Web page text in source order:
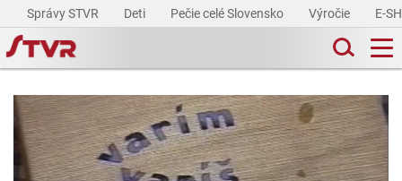
Správy STVR Deti Pečie celé Slovensko Výročie E-